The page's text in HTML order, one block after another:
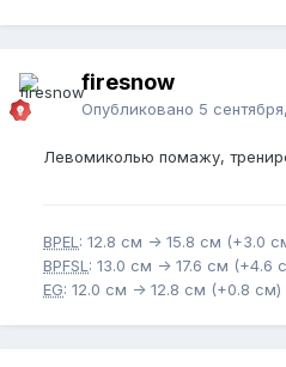
firesnow
Опубликовано 5
Левомиколью помажу,
BPEL : 12.8 см -> 15.8 см (+3.0
BPFSL : 13.0 см -> 17.6 см (+4.6
EG: 12.0 см -> 12.8 см (+0.8 см)